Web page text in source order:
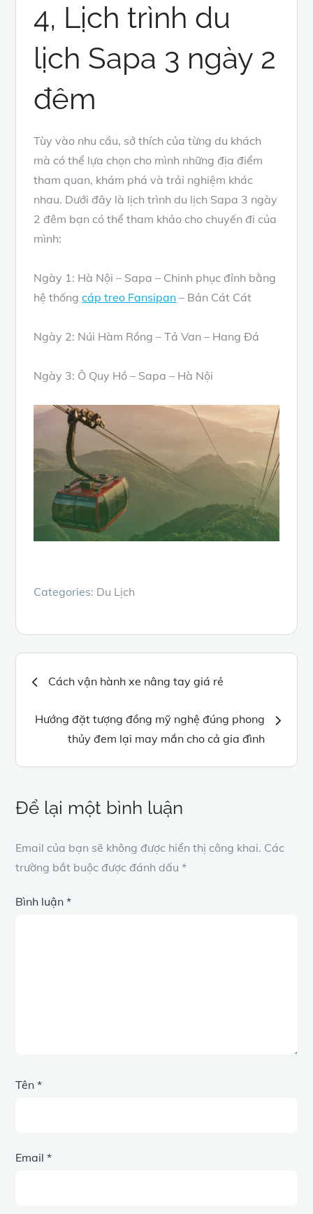
4, Lịch trình du
lịch Sapa 3 ngày 2
đêm
Tùy vào nhu cầu, sở thích của từng du khách
mà có thể lựa chọn cho mình những địa điểm
tham quan, khám phá và trải nghiệm khác
nhau. Dưới đây là lịch trình du lịch Sapa 3 ngày
2 đêm bạn có thể tham khảo cho chuyến đi của
mình:
Ngày 1: Hà Nội – Sapa – Chinh phục đỉnh bằng
hệ thốngcáp treo Fansipan – Bản Cát Cát
Ngày 2: Núi Hàm Rồng – Tả Van – Hang Đá
Ngày 3: Ô Quy Hồ – Sapa – Hà Nội
Categories: Du Lịch
Điều
hướng
bài
viết
Cách vận hành xe nâng tay giá rẻ
Hướng đặt tượng đồng mỹ nghệ đúng phong
thủy đem lại may mắn cho cả gia đình
Để lại một bình luận
Email của bạn sẽ không được hiển thị công khai. Các
trường bắt buộc được đánh dấu*
Bình luận*
Tên*
Email*